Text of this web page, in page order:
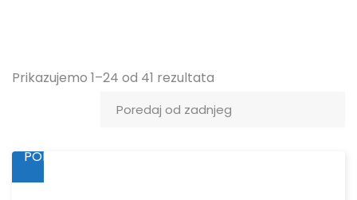
Prikazujemo 1–24 od 41 rezultata
PONUDU